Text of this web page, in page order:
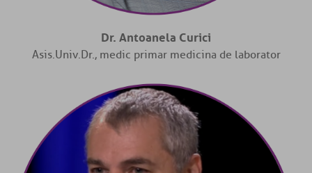
Dr. Antoanela Curici
Asis.Univ.Dr., medic primar medicina de laborator